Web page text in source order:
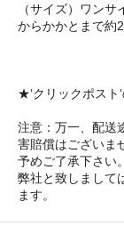
（サイズ）ワン
からかかとまで約
★‘クリックポスト
注意：万一、配送
害賠償はございま
予めご了承下さい。
弊社と致しまして
ます。